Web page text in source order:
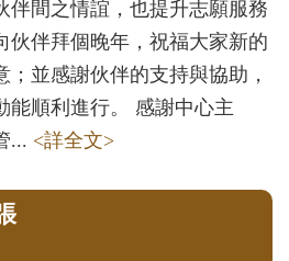
伴間之情誼，也提升志願服務
伙伴拜個晚年，祝福大家新的
並感謝伙伴的支持與協助，
能順利進行。 感謝中心主
... <詳全文>